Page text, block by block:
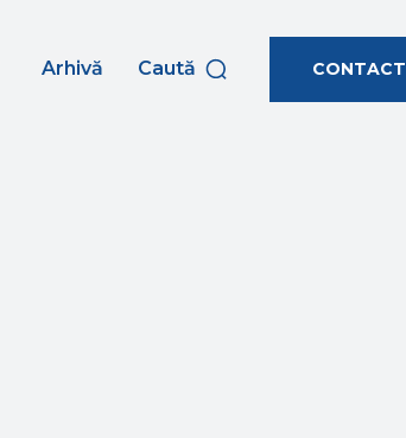
Arhivă Caută CONTACT